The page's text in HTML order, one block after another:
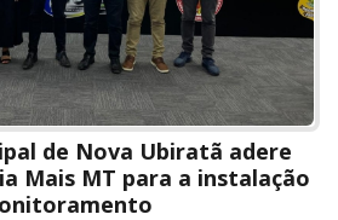
de Nova Ubiratã adere
Mais MT para a instalação